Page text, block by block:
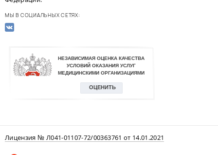
МЫ В СОЦИАЛЬНЫХ СЕТЯХ:
Лицензия № Л041-01107-72/00363761 от 14.01.2021